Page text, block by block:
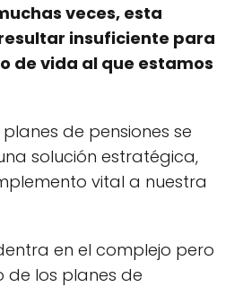
veces, esta
insuficiente para
de vida al que estamos
de pensiones se
solución estratégica,
vital a nuestra
en el complejo pero
de los planes de